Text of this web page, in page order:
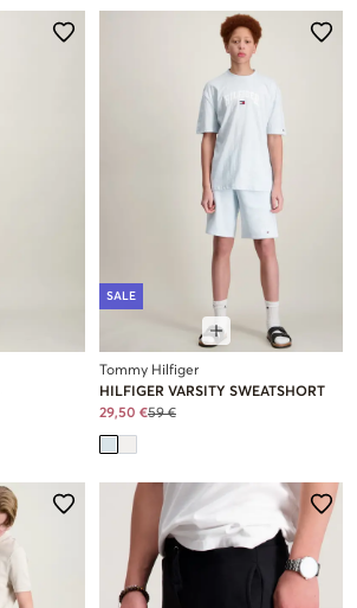
SALE
Tommy Hilfiger
HILFIGER VARSITY SWEATSHORT
29,50 €59 €